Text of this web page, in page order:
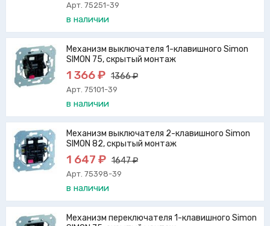
Арт. 75251-39
в наличии
Механизм выключателя 1-клавишного Simon
SIMON 75, скрытый монтаж
1 366 ₽ 1366 ₽
Арт. 75101-39
в наличии
Механизм выключателя 2-клавишного Simon
SIMON 82, скрытый монтаж
1 647 ₽ 1647 ₽
Арт. 75398-39
в наличии
Механизм переключателя 1-клавишного Simon